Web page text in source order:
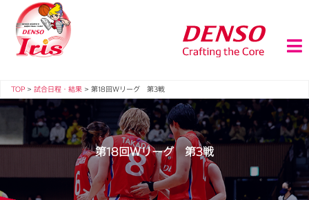
TOP > 試合日程・結果 > 第18回Ｗリーグ 第3戦
第18回Ｗリーグ 第3戦